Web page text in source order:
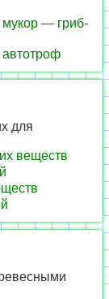
мукор — гриб­
для
ве­ществ